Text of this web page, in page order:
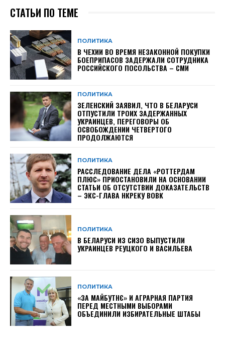
СТАТЬИ ПО ТЕМЕ
ПОЛИТИКА
В ЧЕХИИ ВО ВРЕМЯ НЕЗАКОННОЙ ПОКУПКИ
БОЕПРИПАСОВ ЗАДЕРЖАЛИ СОТРУДНИКА
РОССИЙСКОГО ПОСОЛЬСТВА – СМИ
ПОЛИТИКА
ЗЕЛЕНСКИЙ ЗАЯВИЛ, ЧТО В БЕЛАРУСИ
ОТПУСТИЛИ ТРОИХ ЗАДЕРЖАННЫХ
УКРАИНЦЕВ, ПЕРЕГОВОРЫ ОБ
ОСВОБОЖДЕНИИ ЧЕТВЕРТОГО
ПРОДОЛЖАЮТСЯ
ПОЛИТИКА
РАССЛЕДОВАНИЕ ДЕЛА «РОТТЕРДАМ
ПЛЮС» ПРИОСТАНОВИЛИ НА ОСНОВАНИИ
СТАТЬИ ОБ ОТСУТСТВИИ ДОКАЗАТЕЛЬСТВ
– ЭКС-ГЛАВА НКРЕКУ ВОВК
ПОЛИТИКА
В БЕЛАРУСИ ИЗ СИЗО ВЫПУСТИЛИ
УКРАИНЦЕВ РЕУЦКОГО И ВАСИЛЬЕВА
ПОЛИТИКА
«ЗА МАЙБУТНЄ» И АГРАРНАЯ ПАРТИЯ
ПЕРЕД МЕСТНЫМИ ВЫБОРАМИ
ОБЪЕДИНИЛИ ИЗБИРАТЕЛЬНЫЕ ШТАБЫ